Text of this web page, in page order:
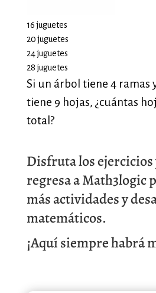
Disfruta los ejercicios
regresa a Math3logic
más actividades y
matemáticos.
¡Aquí siempre habrá